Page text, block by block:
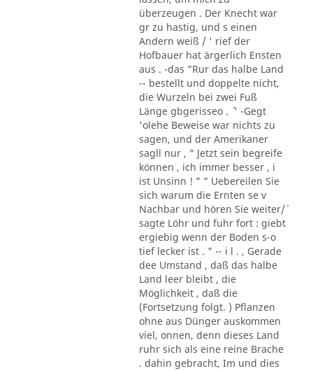
überzeugen . Der Knecht war
gr zu hastig, und s einen
Andern weiß / ' rief der
Hofbauer hat ärgerlich Ensten
aus . -das "Rur das halbe Land
-- bestellt und doppelte nicht,
die Wurzeln bei zwei Fuß
Länge gbgerisseo . ´ ' -Gegt
'olehe Beweise war nichts zu
sagen, und der Amerikaner
sagll nur , " Jetzt sein begreife
können , ich immer besser , i
ist Unsinn ! " " Uebereilen Sie
sich warum die Ernten se v
Nachbar und hören Sie weiter/´
sagte Löhr und fuhr fort : giebt
ergiebig wenn der Boden s-o
tief lecker ist . " -- i l . , Gerade
dee Umstand , daß das halbe
Land leer bleibt , die
Möglichkeit , daß die
(Fortsetzung folgt. ) Pflanzen
ohne aus Dünger auskommen
viel, onnen, denn dieses Land
ruhr sich als eine reine Brache
. dahin gebracht, Im und dies